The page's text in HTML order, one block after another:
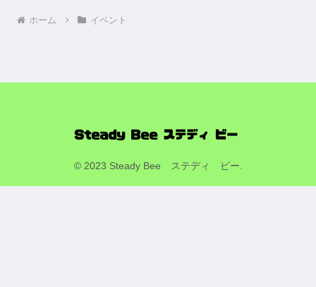
ホーム イベント
© 2023 Steady Bee ステディ ビー.